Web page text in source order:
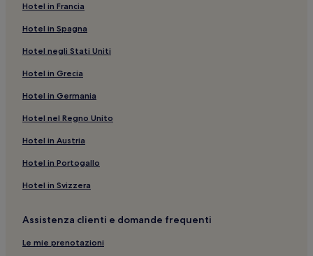
Palazzo dei Congressi di Salsomaggiore: hotel nelle vicinanze
Tabiano Terme: hotel
Fiorenzuola d'Arda: hotel
Santa Caterina: hotel
Sant'andrea Bagni: hotel
Sant' Agata: hotel
Viarolo: hotel
Stazione di Medesano: hotel nelle vicinanze
Abbazia di Fontevivo: hotel nelle vicinanze
Fiorenzuola d'Arda: Hotel con colazione gratuita
San Protaso: hotel
Hotel in Francia
Hotel in Spagna
Hotel negli Stati Uniti
Hotel in Grecia
Hotel in Germania
Hotel nel Regno Unito
Hotel in Austria
Hotel in Portogallo
Hotel in Svizzera
Assistenza clienti e domande frequenti
Le mie prenotazioni